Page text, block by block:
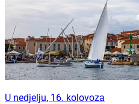
U nedjelju, 16. kolovoza